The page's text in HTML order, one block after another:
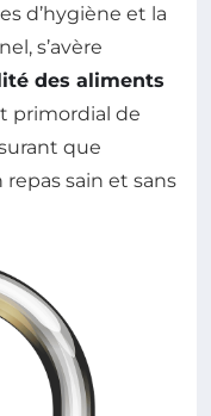
d’hygiène et la
s’avère
des aliments
primordial de
que
sain et sans